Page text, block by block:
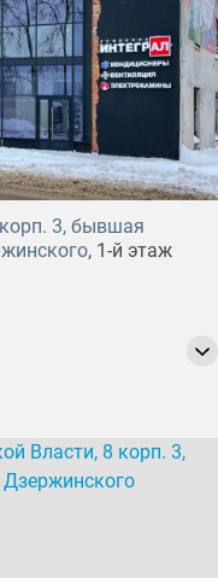
3, бывшая
, 1-й этаж